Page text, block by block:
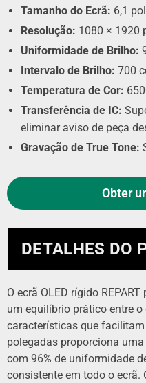
Tamanho do Ecrã: 6,1
Resolução: 1080 × 1920
Uniformidade de Brilho:
Intervalo de Brilho: 700
Temperatura de Cor:
Transferência de IC:
eliminar aviso de peça
Gravação de True Tone:
Obter
DETALHES DO
O ecrã OLED rígido
um equilíbrio prático entre
características que facilitam
polegadas proporciona
com 96% de uniformidade
consistente em todo o ecrã.